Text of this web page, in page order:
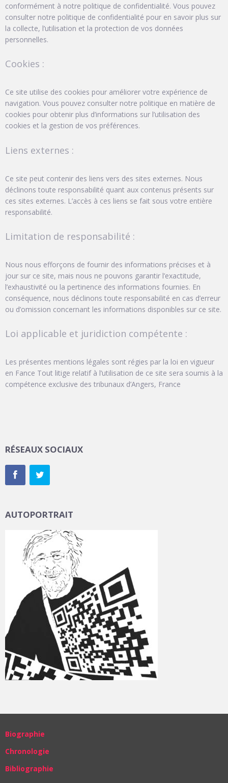
conformément à notre politique de confidentialité. Vous pouvez
consulter notre politique de confidentialité pour en savoir plus sur
la collecte, l’utilisation et la protection de vos données
personnelles.
Cookies :
Ce site utilise des cookies pour améliorer votre expérience de
navigation. Vous pouvez consulter notre politique en matière de
cookies pour obtenir plus d’informations sur l’utilisation des
cookies et la gestion de vos préférences.
Liens externes :
Ce site peut contenir des liens vers des sites externes. Nous
déclinons toute responsabilité quant aux contenus présents sur
ces sites externes. L’accès à ces liens se fait sous votre entière
responsabilité.
Limitation de responsabilité :
Nous nous efforçons de fournir des informations précises et à
jour sur ce site, mais nous ne pouvons garantir l’exactitude,
l’exhaustivité ou la pertinence des informations fournies. En
conséquence, nous déclinons toute responsabilité en cas d’erreur
ou d’omission concernant les informations disponibles sur ce site.
Loi applicable et juridiction compétente :
Les présentes mentions légales sont régies par la loi en vigueur
en Fance Tout litige relatif à l’utilisation de ce site sera soumis à la
compétence exclusive des tribunaux d’Angers, France
RÉSEAUX SOCIAUX
AUTOPORTRAIT
Biographie
Chronologie
Bibliographie